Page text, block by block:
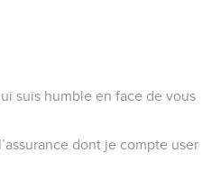
suis humble en face de vous
dont je compte user